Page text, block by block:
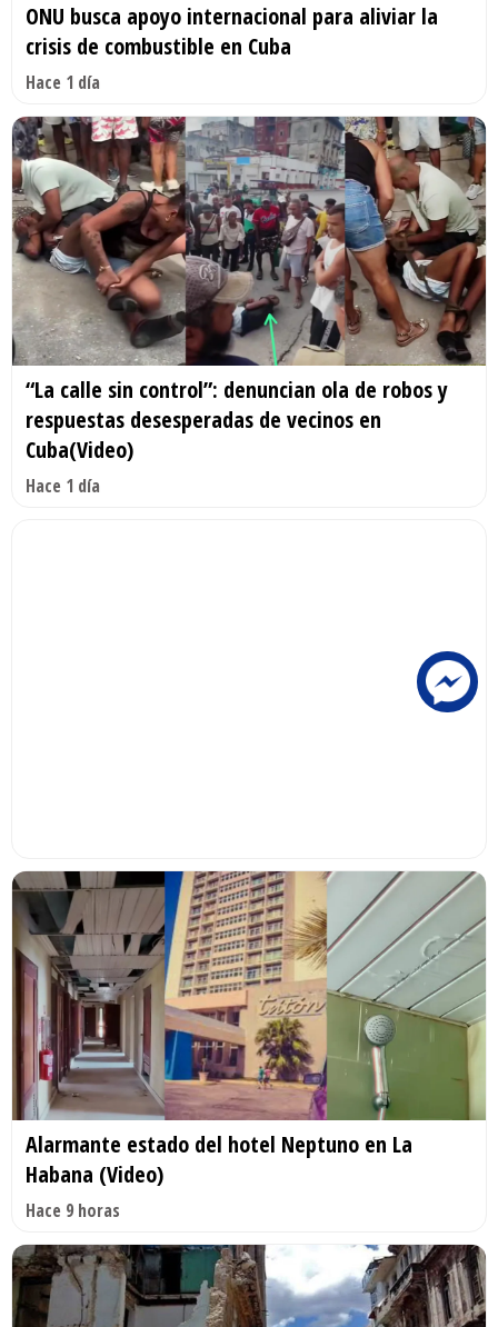
ONU busca apoyo internacional para aliviar la
crisis de combustible en Cuba
Hace 1 día
“La calle sin control”: denuncian ola de robos y
respuestas desesperadas de vecinos en
Cuba(Video)
Hace 1 día
Alarmante estado del hotel Neptuno en La
Habana (Video)
Hace 9 horas